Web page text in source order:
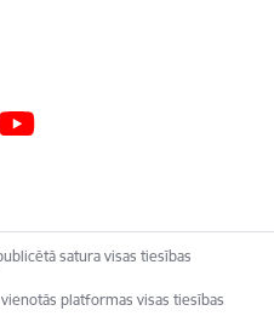
satura visas tiesības
platformas visas tiesības